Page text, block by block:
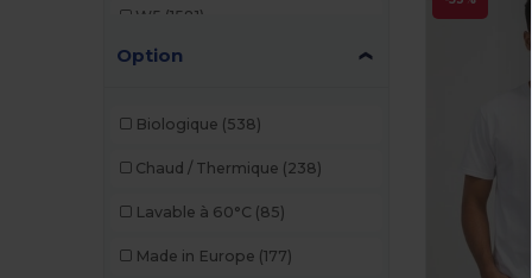
B&C DNM
B&C Pro
W5 (1581)
W8 (388)
Option
Biologique (538)
Chaud / Thermique (238)
Lavable à 60°C (85)
Made in Europe (177)